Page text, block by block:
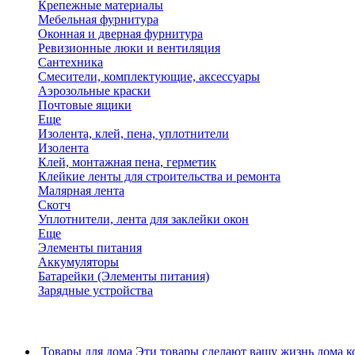
Крепежные материалы
Мебельная фурнитура
Оконная и дверная фурнитура
Ревизионные люки и вентиляция
Сантехника
Смесители, комплектующие, аксессуары
Аэрозольные краски
Почтовые ящики
Еще
Изолента, клей, пена, уплотнители
Изолента
Клей, монтажная пена, герметик
Клейкие ленты для строительства и ремонта
Малярная лента
Скотч
Уплотнители, лента для заклейки окон
Еще
Элементы питания
Аккумуляторы
Батарейки (Элементы питания)
Зарядные устройства
Товары для дома Эти товары сделают вашу жизнь дома